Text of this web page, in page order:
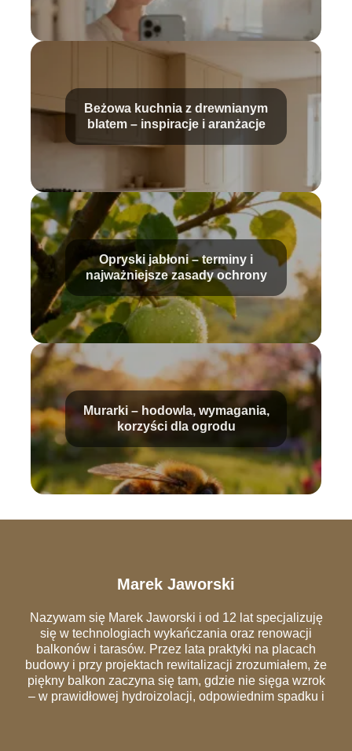
Beżowa kuchnia z drewnianym
blatem – inspiracje i aranżacje
Opryski jabłoni – terminy i
najważniejsze zasady ochrony
Murarki – hodowla, wymagania,
korzyści dla ogrodu
Marek Jaworski
Nazywam się Marek Jaworski i od 12 lat specjalizuję
się w technologiach wykańczania oraz renowacji
balkonów i tarasów. Przez lata praktyki na placach
budowy i przy projektach rewitalizacji zrozumiałem, że
piękny balkon zaczyna się tam, gdzie nie sięga wzrok
– w prawidłowej hydroizolacji, odpowiednim spadku i